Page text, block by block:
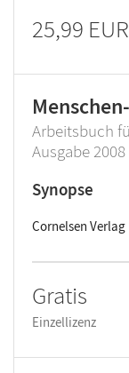
25,99 EUR
Arbeitsbuch
Ausgabe 2008
Synopse
Cornelsen Verlag
Gratis
Einzellizenz